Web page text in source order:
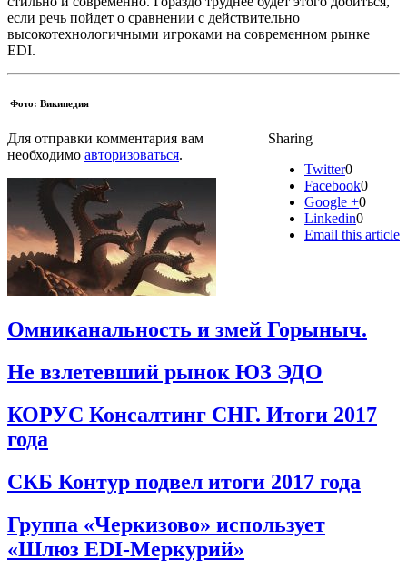
если речь пойдет о сравнении с действительно
высокотехнологичными игроками на современном рынке
EDI.
Фото: Википедия
Sharing
Twitter0
Facebook0
Google +0
Linkedin0
Email this article
Для отправки комментария вам
необходимо авторизоваться.
Омниканальность и змей Горыныч.
Не взлетевший рынок ЮЗ ЭДО
КОРУС Консалтинг СНГ. Итоги 2017
года
СКБ Контур подвел итоги 2017 года
Группа «Черкизово» использует
«Шлюз EDI-Меркурий»